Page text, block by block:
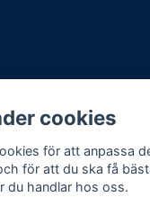
cookies
för att anpassa
för att du ska få
du handlar hos oss.